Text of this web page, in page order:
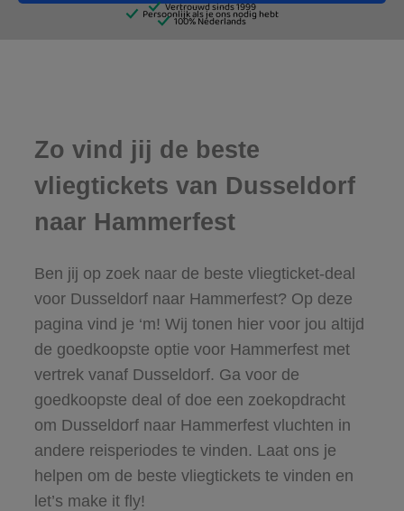
Zo vind jij de beste
vliegtickets van Dusseldorf
naar Hammerfest
Ben jij op zoek naar de beste vliegticket-deal
voor Dusseldorf naar Hammerfest? Op deze
pagina vind je ‘m! Wij tonen hier voor jou altijd
de goedkoopste optie voor Hammerfest met
vertrek vanaf Dusseldorf. Ga voor de
goedkoopste deal of doe een zoekopdracht
om Dusseldorf naar Hammerfest vluchten in
andere reisperiodes te vinden. Laat ons je
helpen om de beste vliegtickets te vinden en
let’s make it fly!